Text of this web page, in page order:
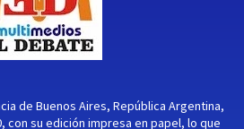
de Buenos Aires, República Argentina,
con su edición impresa en papel, lo que